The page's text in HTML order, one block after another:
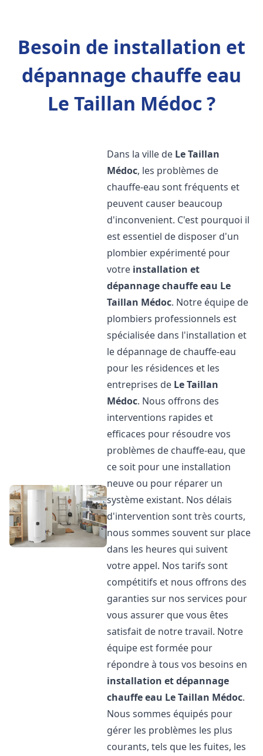
Besoin de installation et
dépannage chauffe eau
Le Taillan Médoc ?
Dans la ville de Le Taillan
Médoc, les problèmes de
chauffe-eau sont fréquents et
peuvent causer beaucoup
d'inconvenient. C'est pourquoi il
est essentiel de disposer d'un
plombier expérimenté pour
votre installation et
dépannage chauffe eau Le
Taillan Médoc. Notre équipe de
plombiers professionnels est
spécialisée dans l'installation et
le dépannage de chauffe-eau
pour les résidences et les
entreprises de Le Taillan
Médoc. Nous offrons des
interventions rapides et
efficaces pour résoudre vos
problèmes de chauffe-eau, que
ce soit pour une installation
neuve ou pour réparer un
système existant. Nos délais
d'intervention sont très courts,
nous sommes souvent sur place
dans les heures qui suivent
votre appel. Nos tarifs sont
compétitifs et nous offrons des
garanties sur nos services pour
vous assurer que vous êtes
satisfait de notre travail. Notre
équipe est formée pour
répondre à tous vos besoins en
installation et dépannage
chauffe eau Le Taillan Médoc.
Nous sommes équipés pour
gérer les problèmes les plus
courants, tels que les fuites, les